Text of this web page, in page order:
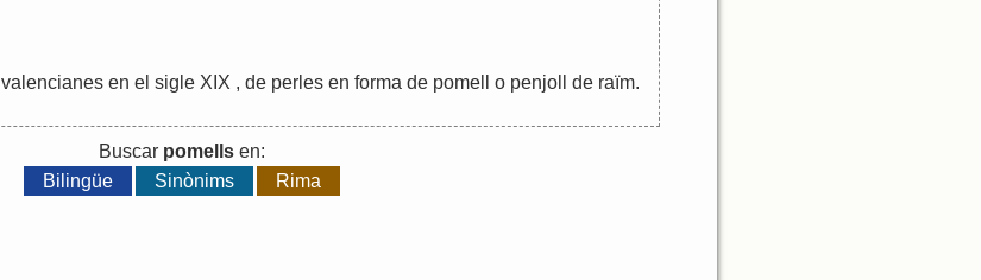
valencianes en el sigle XIX , de perles en forma de pomell o penjoll de raïm.
Buscar pomells en:
Bilingüe
Sinònims Rima